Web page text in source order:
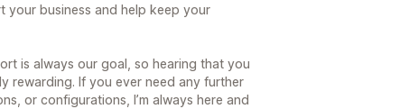
your business and help keep your
is always our goal, so hearing that you
rewarding. If you ever need any further
or configurations, I’m always here and